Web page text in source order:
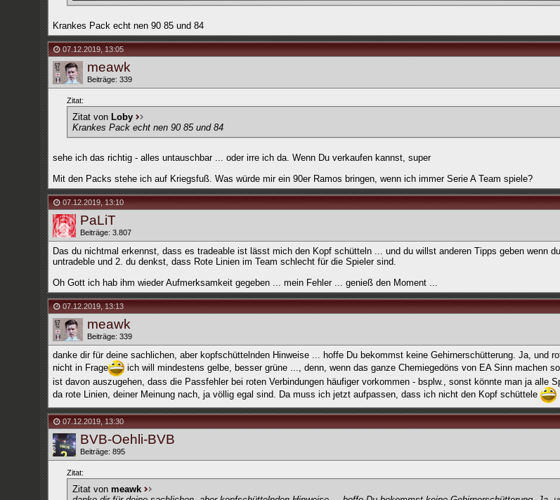
Krankes Pack echt nen 90 85 und 84
07.12.2019,13:05
meawk
Beiträge: 339
Zitat:
Zitat von Loby
Krankes Pack echt nen 90 85 und 84
sehe ich das richtig - alles untauschbar ... oder irre ich da. Wenn Du verkaufen kannst, super
Mit den Packs stehe ich auf Kriegsfuß. Was würde mir ein 90er Ramos bringen, wenn ich immer Serie A Team spiele?
07.12.2019,13:10
PaLiT
Beiträge: 3.807
Das du nichtmal erkennst, dass es tradeable ist lässt mich den Kopf schütteln ... und du willst anderen Tipps geben wenn
untradeble und 2. du denkst, dass Rote Linien im Team schlecht für die Spieler sind.
Oh Gott ich hab ihm wieder Aufmerksamkeit gegeben ... mein Fehler ... genieß den Moment ...
07.12.2019,13:13
meawk
Beiträge: 339
danke dir für deine sachlichen, aber kopfschüttelnden Hinweise ... hoffe Du bekommst keine Gehirnerschütterung. Ja, und
nicht in Frage
ich will mindestens gelbe, besser grüne ..., denn, wenn das ganze Chemiegedöns von EA Sinn machen
ist davon auszugehen, dass die Passfehler bei roten Verbindungen häufiger vorkommen - bsplw., sonst könnte man ja alle
da rote Linien, deiner Meinung nach, ja völlig egal sind. Da muss ich jetzt aufpassen, dass ich nicht den Kopf schüttele
07.12.2019,13:30
BVB-Oehli-BVB
Beiträge: 895
Zitat:
Zitat von meawk